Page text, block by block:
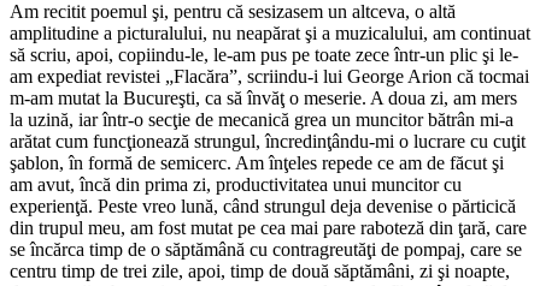
Am recitit poemul şi, pentru că sesizasem un altceva, o altă
amplitudine a picturalului, nu neapărat şi a muzicalului, am continuat
să scriu, apoi, copiindu-le, le-am pus pe toate zece într-un plic şi le-
am expediat revistei „Flacăra”, scriindu-i lui George Arion că tocmai
m-am mutat la Bucureşti, ca să învăţ o meserie. A doua zi, am mers
la uzină, iar într-o secţie de mecanică grea un muncitor bătrân mi-a
arătat cum funcţionează strungul, încredinţându-mi o lucrare cu cuţit
şablon, în formă de semicerc. Am înţeles repede ce am de făcut şi
am avut, încă din prima zi, productivitatea unui muncitor cu
experienţă. Peste vreo lună, când strungul deja devenise o părticică
din trupul meu, am fost mutat pe cea mai pare raboteză din ţară, care
se încărca timp de o săptămână cu contragreutăţi de pompaj, care se
centru timp de trei zile, apoi, timp de două săptămâni, zi şi noapte,